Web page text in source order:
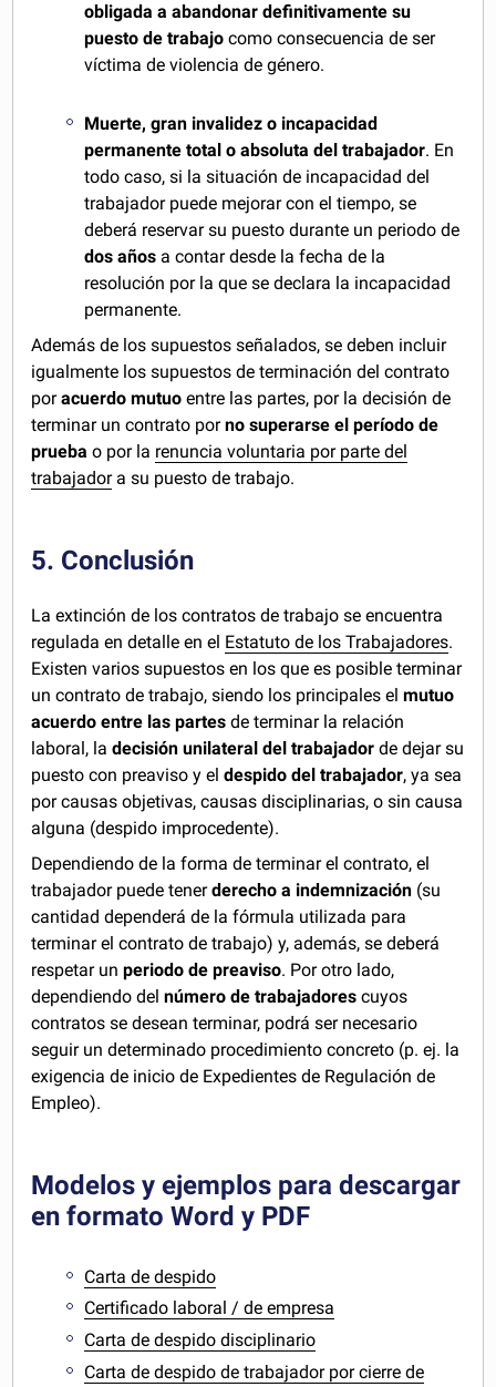
obligada a abandonar definitivamente su
puesto de trabajo como consecuencia de ser
víctima de violencia de género.
Muerte, gran invalidez o incapacidad
permanente total o absoluta del trabajador. En
todo caso, si la situación de incapacidad del
trabajador puede mejorar con el tiempo, se
deberá reservar su puesto durante un periodo de
dos años a contar desde la fecha de la
resolución por la que se declara la incapacidad
permanente.
Además de los supuestos señalados, se deben incluir
igualmente los supuestos de terminación del contrato
poracuerdo mutuo entre las partes, por la decisión de
terminar un contrato porno superarse el período de
prueba o por la renuncia voluntaria por parte del
trabajadora su puesto de trabajo.
5. Conclusión
La extinción de los contratos de trabajo se encuentra
regulada en detalle en el Estatuto de los Trabajadores.
Existen varios supuestos en los que es posible terminar
un contrato de trabajo, siendo los principales elmutuo
acuerdo entre las partes de terminar la relación
laboral, ladecisión unilateral del trabajador de dejar su
puesto con preaviso y eldespido del trabajador, ya sea
por causas objetivas, causas disciplinarias, o sin causa
alguna (despido improcedente).
Dependiendo de la forma de terminar el contrato, el
trabajador puede tenerderecho a indemnización (su
cantidad dependerá de la fórmula utilizada para
terminar el contrato de trabajo) y, además, se deberá
respetar unperiodo de preaviso. Por otro lado,
dependiendo delnúmero de trabajadores cuyos
contratos se desean terminar, podrá ser necesario
seguir un determinado procedimiento concreto (p. ej. la
exigencia de inicio de Expedientes de Regulación de
Empleo).
Modelos y ejemplos para descargar
en formato Word y PDF
Carta de despido
Certificado laboral / de empresa
Carta de despido disciplinario
Carta de despido de trabajador por cierre de